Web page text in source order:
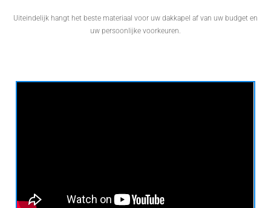
Uiteindelijk hangt het beste materiaal voor uw dakkapel af van uw budget en
uw persoonlijke voorkeuren.